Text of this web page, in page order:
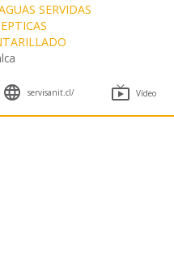
SERVIDAS
 servisanit.cl/  Vídeo